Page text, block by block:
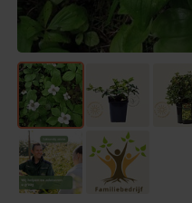
Bloembollen
Kamerplanten
Bloempotten